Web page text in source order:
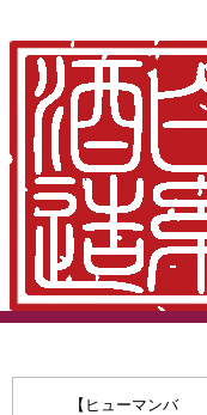
【ヒューマンバ